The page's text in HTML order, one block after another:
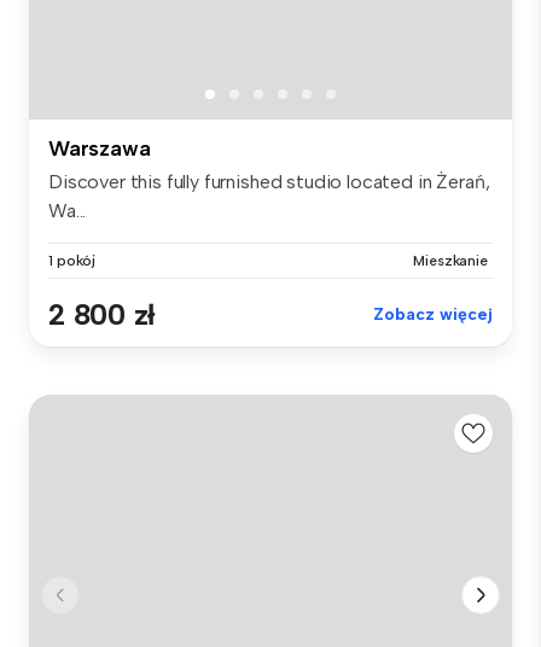
Warszawa
Discover this fully furnished studio located in Żerań,
Wa...
1 pokój Mieszkanie
2 800 zł Zobacz więcej